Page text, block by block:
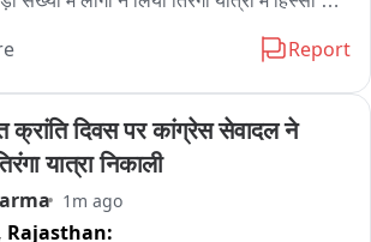
ने घर-घर तिरंगा फहराने का किया आह्वान, एकता,
Report
क्रांति दिवस पर कांग्रेस सेवादल ने
यात्रा निकाली
1m ago
Rajasthan: